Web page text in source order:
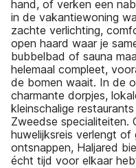
hand, of verken een
in de vakantiewoning
zachte verlichting,
open haard waar je
bubbelbad of sauna
helemaal compleet,
de bomen waait. In de
charmante dorpjes,
kleinschalige
Zweedse specialiteiten.
huwelijksreis verlengt
ontsnappen, Haljared
écht tijd voor elkaar